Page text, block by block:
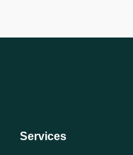
Services